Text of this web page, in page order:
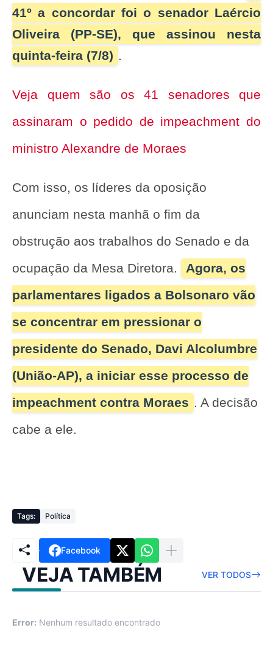
41º a concordar foi o senador Laércio
Oliveira (PP-SE), que assinou nesta
quinta-feira (7/8) .
Veja quem são os 41 senadores que
assinaram o pedido de impeachment do
ministro Alexandre de Moraes
Com isso, os líderes da oposição
anunciam nesta manhã o fim da
obstrução aos trabalhos do Senado e da
ocupação da Mesa Diretora.
Agora, os
parlamentares ligados a Bolsonaro vão
se concentrar em pressionar o
presidente do Senado, Davi Alcolumbre
(União-AP), a iniciar esse processo de
impeachment contra Moraes . A decisão
cabe a ele.
Tags: Política
Facebook
VEJA TAMBÉM VER TODOS
Error: Nenhum resultado encontrado